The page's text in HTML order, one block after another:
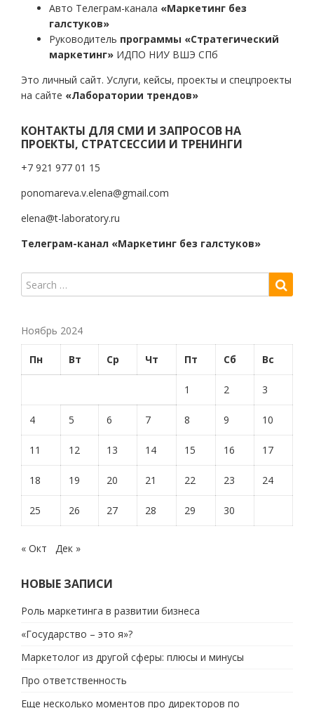
Авто Телеграм-канала «Маркетинг без
галстуков»
Руководитель программы «Стратегический
маркетинг» ИДПО НИУ ВШЭ СПб
Это личный сайт. Услуги, кейсы, проекты и спецпроекты
на сайте «Лаборатории трендов»
КОНТАКТЫ ДЛЯ СМИ И ЗАПРОСОВ НА
ПРОЕКТЫ, СТРАТСЕССИИ И ТРЕНИНГИ
+7 921 977 01 15
ponomareva.v.elena@gmail.com
elena@t-laboratory.ru
Телеграм-канал «Маркетинг без галстуков»
Ноябрь 2024
Пн Вт Ср Чт Пт Сб Вс
1 2 3
4 5 6 7 8 9 10
11 12 13 14 15 16 17
18 19 20 21 22 23 24
25 26 27 28 29 30
« Окт Дек »
НОВЫЕ ЗАПИСИ
Роль маркетинга в развитии бизнеса
«Государство – это я»?
Маркетолог из другой сферы: плюсы и минусы
Про ответственность
Еще несколько моментов про директоров по